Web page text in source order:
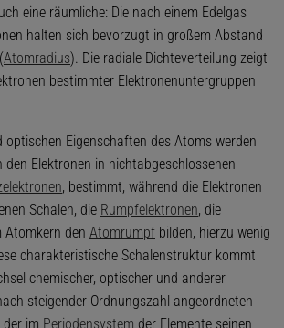
eine räumliche: Die nach einem Edelgas
halten sich bevorzugt in großem Abstand
Atomradius). Die radiale Dichteverteilung zeigt
bestimmter Elektronenuntergruppen
optischen Eigenschaften des Atoms werden
den Elektronen in nichtabgeschlossenen
, bestimmt, während die Elektronen
Schalen, die Rumpfelektronen, die
Atomkern den Atomrumpf bilden, hierzu wenig
charakteristische Schalenstruktur kommt
chemischer, optischer und anderer
steigender Ordnungszahl angeordneten
der im Periodensystem der Elemente seinen